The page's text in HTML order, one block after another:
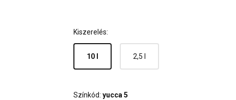
Kiszerelés:
10 l 2,5 l
Színkód: yucca 5